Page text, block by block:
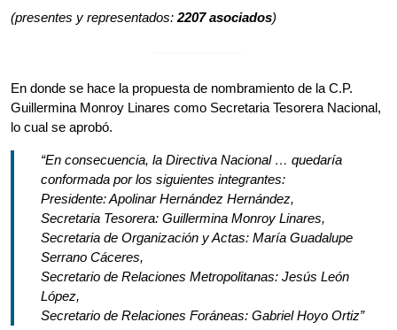
(presentes y representados: 2207 asociados)
En donde se hace la propuesta de nombramiento de la C.P.
Guillermina Monroy Linares como Secretaria Tesorera Nacional,
lo cual se aprobó.
“En consecuencia, la Directiva Nacional … quedaría
conformada por los siguientes integrantes:
Presidente: Apolinar Hernández Hernández,
Secretaria Tesorera: Guillermina Monroy Linares,
Secretaria de Organización y Actas: María Guadalupe
Serrano Cáceres,
Secretario de Relaciones Metropolitanas: Jesús León
López,
Secretario de Relaciones Foráneas: Gabriel Hoyo Ortiz”